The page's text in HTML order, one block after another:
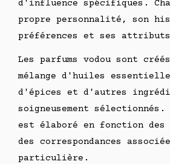
d'influence spécifiques.
propre personnalité, son
préférences et ses
Les parfums vodou sont
mélange d'huiles
d'épices et d'autres
soigneusement sélectionnés.
est élaboré en fonction des
des correspondances
particulière.